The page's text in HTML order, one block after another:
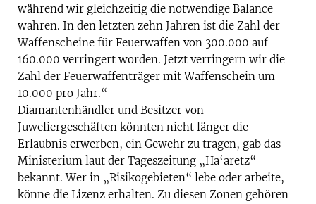
während wir gleichzeitig die notwendige Balance
wahren. In den letzten zehn Jahren ist die Zahl der
Waffenscheine für Feuerwaffen von 300.000 auf
160.000 verringert worden. Jetzt verringern wir die
Zahl der Feuerwaffenträger mit Waffenschein um
10.000 pro Jahr.“
Diamantenhändler und Besitzer von
Juweliergeschäften könnten nicht länger die
Erlaubnis erwerben, ein Gewehr zu tragen, gab das
Ministerium laut der Tageszeitung „Ha‘aretz“
bekannt. Wer in „Risikogebieten“ lebe oder arbeite,
könne die Lizenz erhalten. Zu diesen Zonen gehören